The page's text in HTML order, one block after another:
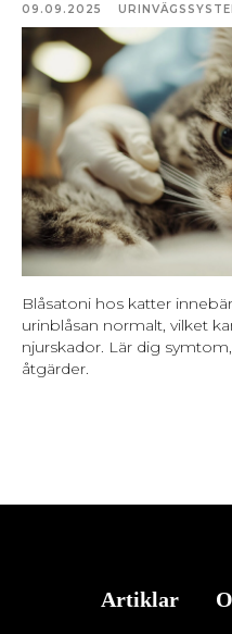
09.09.2025
Blåsatoni hos katter
urinblåsan normalt, vilket
njurskador. Lär dig
åtgärder.
Artiklar